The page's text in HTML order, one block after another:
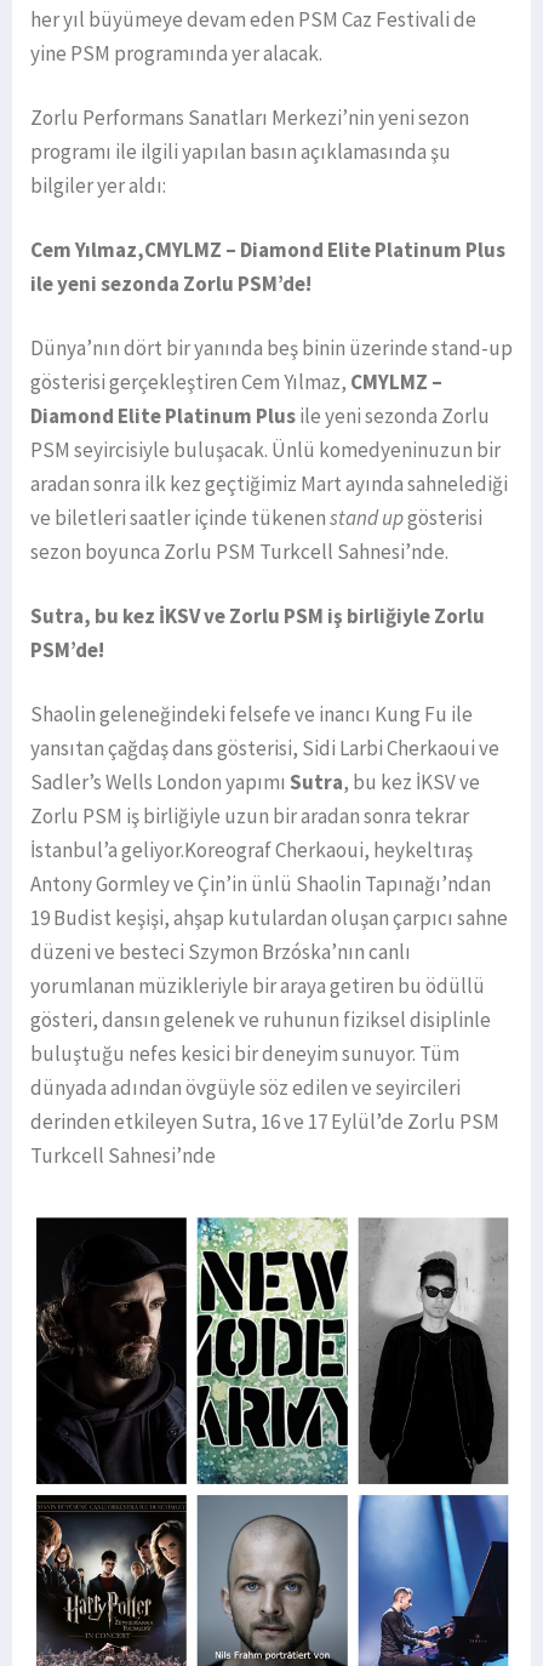
her yıl büyümeye devam eden PSM Caz Festivali de
yine PSM programında yer alacak.
Zorlu Performans Sanatları Merkezi’nin yeni sezon
programı ile ilgili yapılan basın açıklamasında şu
bilgiler yer aldı:
Cem Yılmaz,CMYLMZ – Diamond Elite Platinum Plus
ile yeni sezonda Zorlu PSM’de!
Dünya’nın dört bir yanında beş binin üzerinde stand-up
gösterisi gerçekleştiren Cem Yılmaz, CMYLMZ –
Diamond Elite Platinum Plusile yeni sezonda Zorlu
PSM seyircisiyle buluşacak. Ünlü komedyeninuzun bir
aradan sonra ilk kez geçtiğimiz Mart ayında sahnelediği
ve biletleri saatler içinde tükenenstand upgösterisi
sezon boyunca Zorlu PSM Turkcell Sahnesi’nde.
Sutra, bu kez İKSV ve Zorlu PSM iş birliğiyle Zorlu
PSM’de!
Shaolin geleneğindeki felsefe ve inancı Kung Fu ile
yansıtan çağdaş dans gösterisi, Sidi Larbi Cherkaoui ve
Sadler’s Wells London yapımı Sutra, bu kez İKSV ve
Zorlu PSM iş birliğiyle uzun bir aradan sonra tekrar
İstanbul’a geliyor.Koreograf Cherkaoui, heykeltıraş
Antony Gormley ve Çin’in ünlü Shaolin Tapınağı’ndan
19 Budist keşişi, ahşap kutulardan oluşan çarpıcı sahne
düzeni ve besteci Szymon Brzóska’nın canlı
yorumlanan müzikleriyle bir araya getiren bu ödüllü
gösteri, dansın gelenek ve ruhunun fiziksel disiplinle
buluştuğu nefes kesici bir deneyim sunuyor. Tüm
dünyada adından övgüyle söz edilen ve seyircileri
derinden etkileyen Sutra, 16 ve 17 Eylül’de Zorlu PSM
Turkcell Sahnesi’nde